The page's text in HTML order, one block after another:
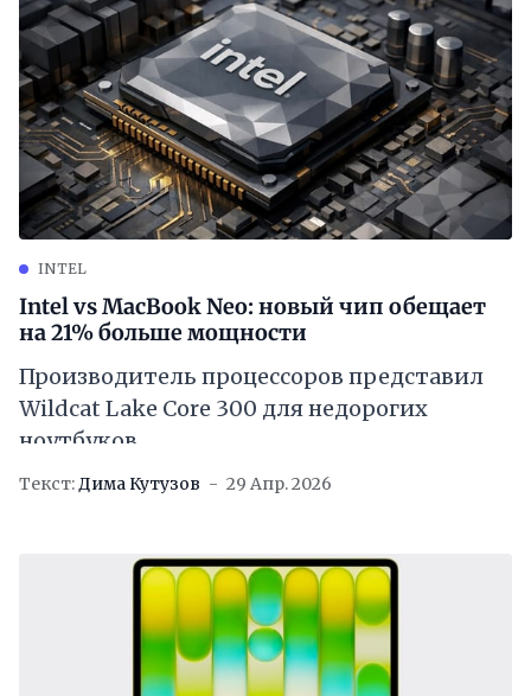
INTEL
Intel vs MacBook Neo: новый чип обещает
на 21% больше мощности
Производитель процессоров представил
Wildcat Lake Core 300 для недорогих
ноутбуков
Текст:Дима Кутузов 29 Апр. 2026